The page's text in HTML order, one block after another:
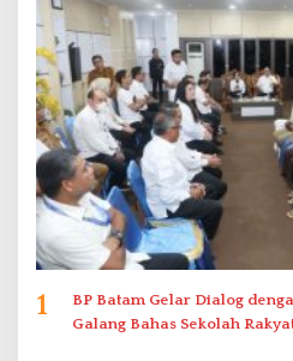
1
BP Batam Gelar Dialog
Galang Bahas Sekolah